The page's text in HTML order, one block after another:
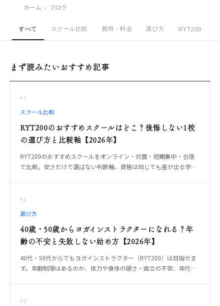
ホーム › ブログ
すべて スクール比較 費用・料金 選び方 RYT200
まず読みたいおすすめ記事
01
スクール比較
RYT200のおすすめスクールはどこ？後悔しない1校
の選び方と比較軸【2026年】
RYT200のおすすめスクールをオンライン・対面・短期集中・合宿
で比較。安さだけで選ばない判断軸、資格は同じでも差が出る学び
02
選び方
40歳・50歳からヨガインストラクターになれる？年
齢の不安と失敗しない始め方【2026年】
40代・50代からでもヨガインストラクター（RYT200）は目指せま
す。年齢制限はあるのか、体力や身体の硬さ・両立の不安、年代だ
03